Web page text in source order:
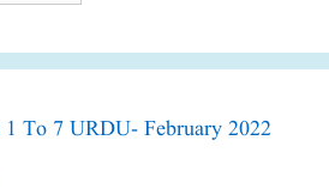
To 7 URDU- February 2022